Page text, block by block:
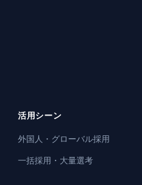
活用シーン
外国人・グローバル採用
一括採用・大量選考